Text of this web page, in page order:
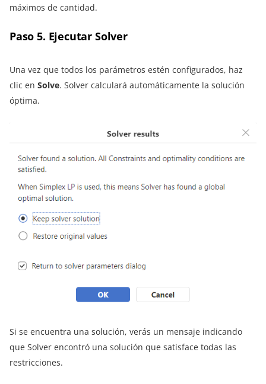
máximos de cantidad.
Paso 5. Ejecutar Solver
Una vez que todos los parámetros estén configurados, haz
clic en Solve. Solver calculará automáticamente la solución
óptima.
Si se encuentra una solución, verás un mensaje indicando
que Solver encontró una solución que satisface todas las
restricciones.